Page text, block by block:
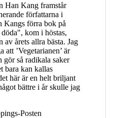
Han Kang framstår
författarna i
förra bok på
kom i höstas,
av årets allra bästa. Jag
att ’Vegetarianen’ är
gör så radikala saker
bara kan kallas
här är en helt briljant
bättre i år skulle jag
Posten